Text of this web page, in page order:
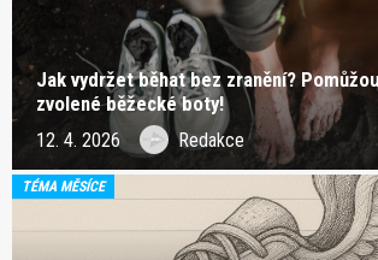
Jak vydržet běhat bez zranění?
zvolené běžecké boty!
12. 4. 2026 Redakce
TÉMA MĚSÍCE